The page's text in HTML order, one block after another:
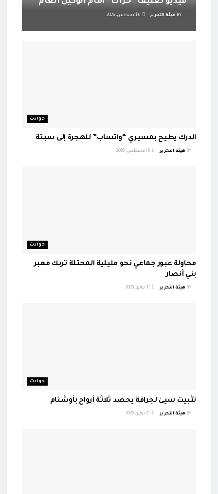
BY هيئة التحرير
حوادث
الدرك يطيح بمسيري “واتساب” للهجرة إلى سبتة
BY هيئة التحرير
حوادث
محاولة عبور جماعي نحو مليلية المحتلة تربك معبر
بني أنصار
BY هيئة التحرير
حوادث
تثبيت سيئ لجرافة يحصد ثلاثة أرواح بأوشتام
BY هيئة التحرير